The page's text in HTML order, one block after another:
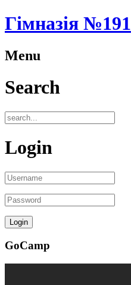
Гімназія №191
Menu
Search
Login
GoCamp